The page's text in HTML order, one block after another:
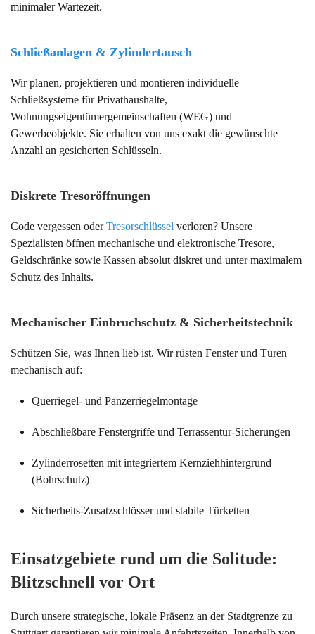
minimaler Wartezeit.
Schließanlagen & Zylindertausch
Wir planen, projektieren und montieren individuelle
Schließsysteme für Privathaushalte,
Wohnungseigentümergemeinschaften (WEG) und
Gewerbeobjekte. Sie erhalten von uns exakt die gewünschte
Anzahl an gesicherten Schlüsseln.
Diskrete Tresoröffnungen
Code vergessen oderTresorschlüssel verloren? Unsere
Spezialisten öffnen mechanische und elektronische Tresore,
Geldschränke sowie Kassen absolut diskret und unter maximalem
Schutz des Inhalts.
Mechanischer Einbruchschutz & Sicherheitstechnik
Schützen Sie, was Ihnen lieb ist. Wir rüsten Fenster und Türen
mechanisch auf:
Querriegel- und Panzerriegelmontage
Abschließbare Fenstergriffe und Terrassentür-Sicherungen
Zylinderrosetten mit integriertem Kernziehhintergrund
(Bohrschutz)
Sicherheits-Zusatzschlösser und stabile Türketten
Einsatzgebiete rund um die Solitude:
Blitzschnell vor Ort
Durch unsere strategische, lokale Präsenz an der Stadtgrenze zu